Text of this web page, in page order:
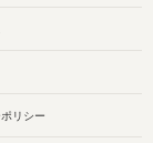
リシー